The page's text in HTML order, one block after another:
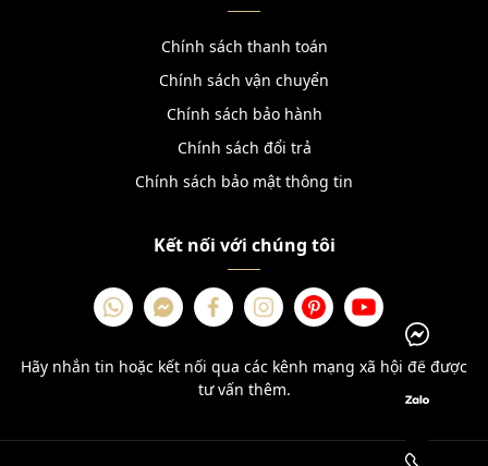
Chính sách thanh toán
Chính sách vận chuyển
Chính sách bảo hành
Chính sách đổi trả
Chính sách bảo mật thông tin
Kết nối với chúng tôi
Hãy nhắn tin hoặc kết nối qua các kênh mạng xã hội để được
tư vấn thêm.